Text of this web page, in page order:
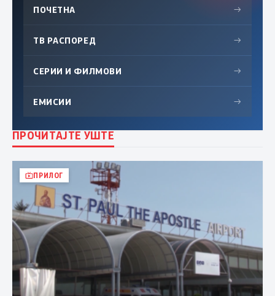
ПОЧЕТНА →
ТВ РАСПОРЕД →
СЕРИИ И ФИЛМОВИ →
ЕМИСИИ →
ПРОЧИТАЈТЕ УШТЕ
ПРИЛОГ